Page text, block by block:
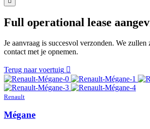
Full operational lease
Je aanvraag is succesvol verzonden. We
contact met je opnemen.
Terug naar voertuig
Renault
Mégane